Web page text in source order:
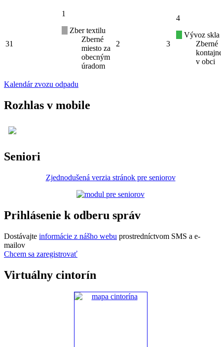
31
1
Zber textilu
Zberné
miesto za
obecným
úradom
2 3
4
Vývoz skla
Zberné
v obci
Kalendár zvozu odpadu
Rozhlas v mobile
Seniori
Zjednodušená verzia stránok pre seniorov
Prihlásenie k odberu správ
Dostávajte informácie z nášho webu prostredníctvom SMS a e-
mailov
Chcem sa zaregistrovať
Virtuálny cintorín